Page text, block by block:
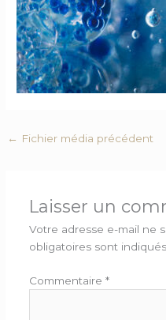
← Fichier média précédent
Laisser un
Votre adresse e-mail ne
obligatoires sont
Commentaire *